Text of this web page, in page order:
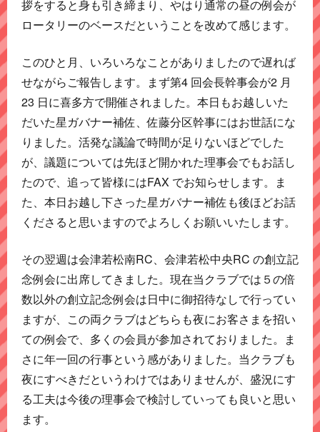
拶をすると身も引き締まり、やはり通常の昼の例会が
ロータリーのベースだということを改めて感じます。
このひと月、いろいろなことがありましたので遅れば
せながらご報告します。まず第4 回会長幹事会が2 月
23 日に喜多方で開催されました。本日もお越しいた
だいた星ガバナー補佐、佐藤分区幹事にはお世話にな
りました。活発な議論で時間が足りないほどでした
が、議題については先ほど開かれた理事会でもお話し
たので、追って皆様にはFAX でお知らせします。ま
た、本日お越し下さった星ガバナー補佐も後ほどお話
くださると思いますのでよろしくお願いいたします。
その翌週は会津若松南RC、会津若松中央RC の創立記
念例会に出席してきました。現在当クラブでは５の倍
数以外の創立記念例会は日中に御招待なしで行ってい
ますが、この両クラブはどちらも夜にお客さまを招い
ての例会で、多くの会員が参加されておりました。ま
さに年一回の行事という感がありました。当クラブも
夜にすべきだというわけではありませんが、盛況にす
る工夫は今後の理事会で検討していっても良いと思い
ます。